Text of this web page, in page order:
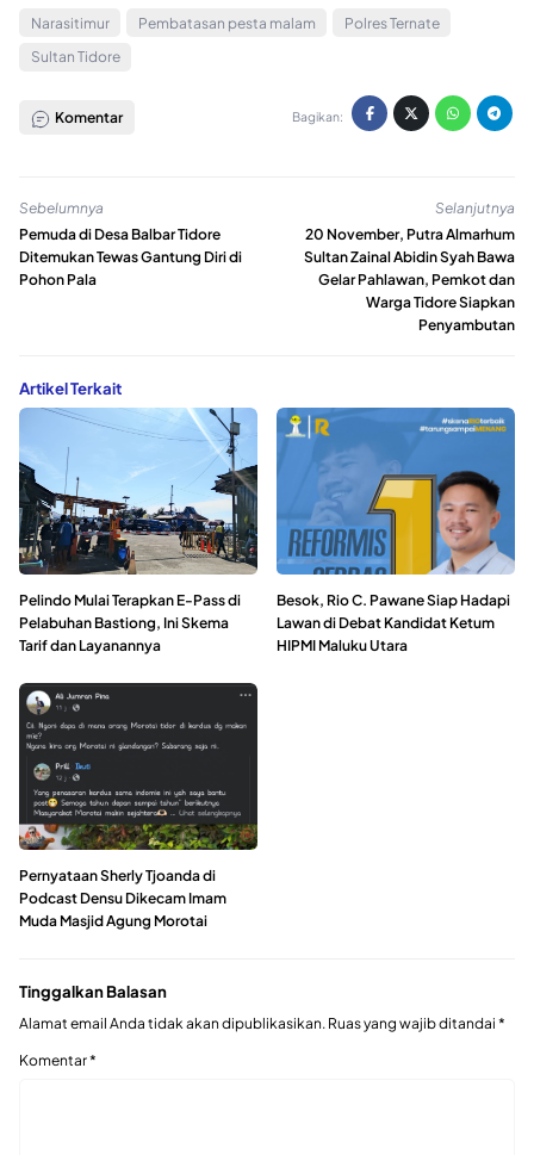
Narasitimur Pembatasan pesta malam
Polres Ternate
Sultan Tidore
Komentar Bagikan:
Sebelumnya
Pemuda di Desa Balbar Tidore
Ditemukan Tewas Gantung Diri di
Pohon Pala
Selanjutnya
20 November, Putra Almarhum
Sultan Zainal Abidin Syah Bawa
Gelar Pahlawan, Pemkot dan
Warga Tidore Siapkan
Penyambutan
Artikel Terkait
Pelindo Mulai Terapkan E-Pass di
Pelabuhan Bastiong, Ini Skema
Tarif dan Layanannya
Besok, Rio C. Pawane Siap Hadapi
Lawan di Debat Kandidat Ketum
HIPMI Maluku Utara
Pernyataan Sherly Tjoanda di
Podcast Densu Dikecam Imam
Muda Masjid Agung Morotai
Tinggalkan Balasan
Alamat email Anda tidak akan dipublikasikan. Ruas yang wajib ditandai *
Komentar*